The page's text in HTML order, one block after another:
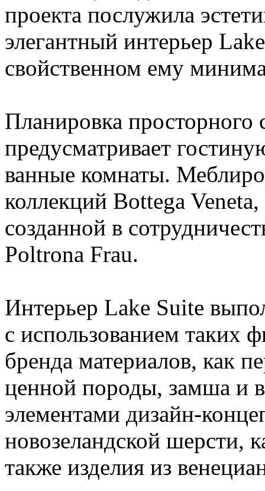
проекта послужила
элегантный интерьер
свойственном ему
Планировка
предусматривает
ванные комнаты.
коллекций Bottega
созданной в
Poltrona Frau.
Интерьер Lake Suite
с использованием таких
бренда материалов, как
ценной породы, замша и
элементами дизайн-
новозеландской шерсти,
также изделия из